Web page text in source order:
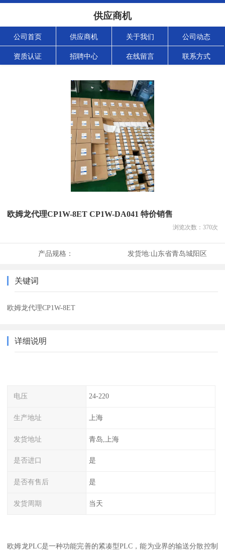
供应商机
公司首页 供应商机 关于我们 公司动态
资质认证 招聘中心 在线留言 联系方式
欧姆龙代理CP1W-8ET CP1W-DA041 特价销售
浏览次数： 370次
产品规格： 发货地:山东省青岛城阳区
关键词
欧姆龙代理CP1W-8ET
详细说明
电压 24-220
生产地址 上海
发货地址 青岛,上海
是否进口 是
是否有售后 是
发货周期 当天
欧姆龙PLC是一种功能完善的紧凑型PLC，能为业界的输送分散控制